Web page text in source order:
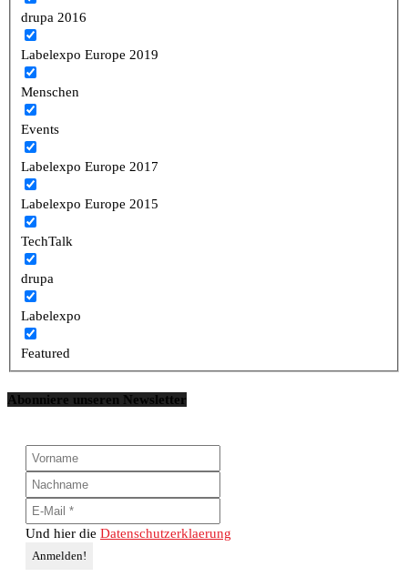
drupa 2016
Labelexpo Europe 2019
Menschen
Events
Labelexpo Europe 2017
Labelexpo Europe 2015
TechTalk
drupa
Labelexpo
Featured
Abonniere unseren Newsletter
Und hier die Datenschutzerklaerung